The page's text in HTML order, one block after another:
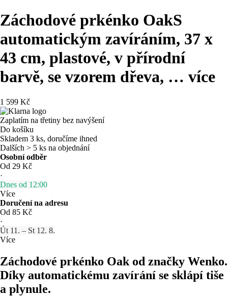
Záchodové prkénko OakS
automatickým zavíráním, 37 x
43 cm, plastové, v přírodní
barvě, se vzorem dřeva, … více
1 599 Kč
Zaplatím na třetiny bez navýšení
Do košíku
Skladem 3 ks, doručíme ihned
Dalších > 5 ks na objednání
Osobní odběr
Od 29 Kč
·
Dnes od 12:00
Více
Doručení na adresu
Od 85 Kč
·
Út 11. – St 12. 8.
Více
Záchodové prkénko Oak od značky Wenko.
Díky automatickému zavírání se sklápí tiše
a plynule.